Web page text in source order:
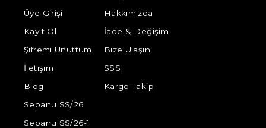
Üye Girişi
Kayıt Ol
Şifremi Unuttum
İletişim
Blog
Sepanu SS/26
Sepanu SS/26-1
Hakkımızda
İade & Değişim
Bize Ulaşın
SSS
Kargo Takip